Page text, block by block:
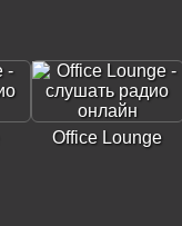
Office Lounge